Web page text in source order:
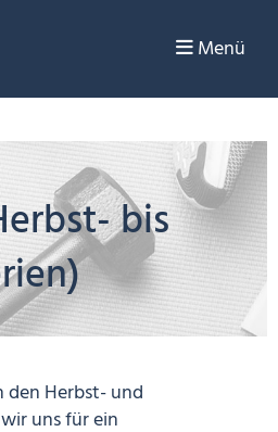
Menü
bis
den Herbst- und
uns für ein